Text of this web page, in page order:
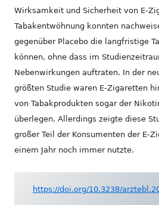
Wirksamkeit und Sicherheit von E-
Tabakentwöhnung konnten
gegenüber Placebo die langfristige
können, ohne dass im
Nebenwirkungen auftraten. In der
größten Studie waren E-Zigaretten
von Tabakprodukten sogar der
überlegen. Allerdings zeigte diese
großer Teil der Konsumenten der E-
einem Jahr noch immer nutzte.
https://doi.org/10.3238/